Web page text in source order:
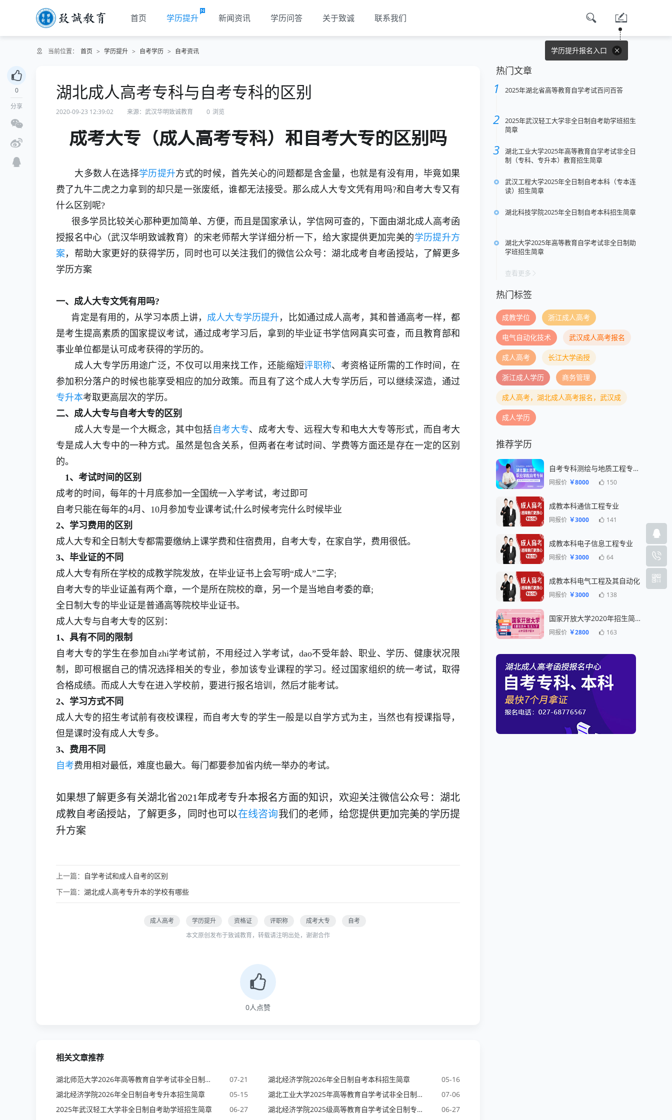
首页 学历提升 新闻资讯 学历问答 关于致诚 联系我们
学历提升报名入口
当前位置： 首页 > 学历提升 > 自考学历 > 自考资讯
0
分享
湖北成人高考专科与自考专科的区别
2020-09-23 12:39:02 来源：武汉华明致诚教育 0 浏览
成考大专（成人高考专科）和自考大专的区别吗
大多数人在选择学历提升方式的时候，首先关心的问题都是含金量，也就是有没有用，毕竟如果
费了九牛二虎之力拿到的却只是一张废纸，谁都无法接受。那么成人大专文凭有用吗?和自考大专又有
什么区别呢?
很多学员比较关心那种更加简单、方便，而且是国家承认，学信网可查的，下面由湖北成人高考函
授报名中心（武汉华明致诚教育）的宋老师帮大学详细分析一下，给大家提供更加完美的学历提升方
案 ，帮助大家更好的获得学历，同时也可以关注我们的微信公众号：湖北成考自考函授站，了解更多
学历方案
一、成人大专文凭有用吗?
肯定是有‌‌用的，从学习本质上讲， 成人大专学历提升，比如通过成人高考，其和普通高考一样，都
是考生提高素质的国家提议考试，通过成考学习后，拿到的毕业证书学信网真实可查，而且教育部和
事业单位都是认可成考获得的学历的。
成人大专学历用途广泛，不仅可以用来找工作，还能缩短评职称、考资格证所需的工作时间，在
参加积分落户的时候也能享受相应的加分政策。而且有了这个成人大专学历后，可以继续深造，通过
专升本考取更高层次的学历。
二、成人大专与自考大专的区别
成人大专是一个大概念，其中包括 自考大专、成考大专、远程大专和电大大专等形式，而自考大
专是成人大专中的一种方式。虽然是包含关系，但两者在考试时间、学费等方面还是存在一定的区别
的。
1、考试时间的区别
成考的时间，每年的十月底参加一全国统一入学考试，考过即可
自考只能在每年的4月、10月参加专业课考试;什么时候考完什么时候毕业
2、学习费用的区别
成人大专和全日制大专都需要缴纳上课学费和住宿费用，自考大专，在家自学，费用很低。
3、毕业证的不同
成人大专有所在学校的成教学院发放，在毕业证书上会写明“成人”二字;
自考大专的毕业证盖有两个章，一个是所在院校的章，另一个是当地自考委的章;
全日制大专的毕业证是普通高等院校毕业证书。
成人大专与自考大专的区别：
1、具有不同的限制
自考大专的学生在参加自zhi学考试前，不用经过入学考试，dao不受年龄、职业、学历、健康状况限
制，即可根据自己的情况选择相关的专业，参加该专业课程的学习。经过国家组织的统一考试，取得
合格成绩。而成人大专在进入学校前，要进行报名培训，然后才能考试。
2、学习方式不同
成人大专的招生考试前有夜校课程，而自考大专的学生一般是以自学方式为主，当然也有授课指导，
但是课时没有成人大专多。
3、费用不同
自考费用相对最低，难度也最大。每门都要参加省内统一举办的考试。
如果想了解更多有关湖北省2021年成考专升本报名方面的知识，欢迎关注微信公众号：湖北
成教自考函授站，了解更多，同时也可以在线咨询我们的老师，给您提供更加完美的学历提
升方案
上一篇： 自学考试和成人自考的区别
下一篇： 湖北成人高考专升本的学校有哪些
成人高考 学历提升 资格证 评职称 成考大专
自考
本文原创发布于致诚教育，转载请注明出处，谢谢合作
0人点赞
相关文章推荐
07-21
湖北师范大学2026年高等教育自学考试非全日制专科、专升本招生简章 05-16
湖北经济学院2026年全日制自考本科招生简章
05-15
湖北经济学院2026年全日制自考专升本招生简章 07-06
湖北工业大学2025年高等教育自学考试非全日制（专科、专升本）教育招生简章
06-27
2025年武汉轻工大学非全日制自考助学班招生简章 06-27
湖北经济学院2025级高等教育自学考试全日制专本连读助学班招生简章
热门文章
2025年湖北省高等教育自学考试百问百答
2025年武汉轻工大学非全日制自考助学班招生
简章
湖北工业大学2025年高等教育自学考试非全日
制（专科、专升本）教育招生简章
武汉工程大学2025年全日制自考本科（专本连
读）招生简章
湖北科技学院2025年全日制自考本科招生简章
湖北大学2025年高等教育自学考试非全日制助
学班招生简章
查看更多
热门标签
成教学位 浙江成人高考
电气自动化技术 武汉成人高考报名
成人高考 长江大学函授
浙江成人学历 商务管理
成人高考，湖北成人高考报名，武汉成
成人学历
推荐学历
自考专科测绘与地质工程专业一年毕业
网报价 ￥8000 150
成教本科通信工程专业
网报价 ￥3000 141
成教本科电子信息工程专业
网报价 ￥3000 64
成教本科电气工程及其自动化
网报价 ￥3000 138
国家开放大学2020年招生简章
网报价 ￥2800 163